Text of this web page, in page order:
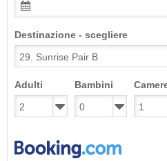
Destinazione - scegliere
Adulti Bambini